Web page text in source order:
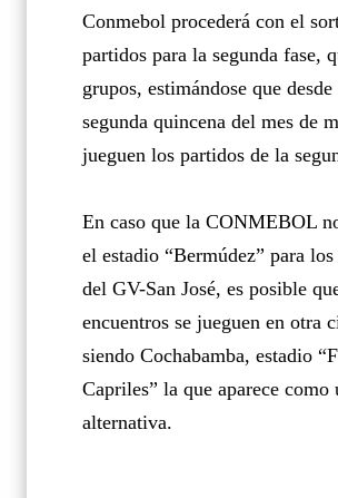
Conmebol procederá con el
partidos para la segunda fase,
grupos, estimándose que desde
segunda quincena del mes de
jueguen los partidos de la
En caso que la CONMEBOL
el estadio “Bermúdez” para
del GV-San José, es posible
encuentros se jueguen en otra
siendo Cochabamba, estadio
Capriles” la que aparece como
alternativa.